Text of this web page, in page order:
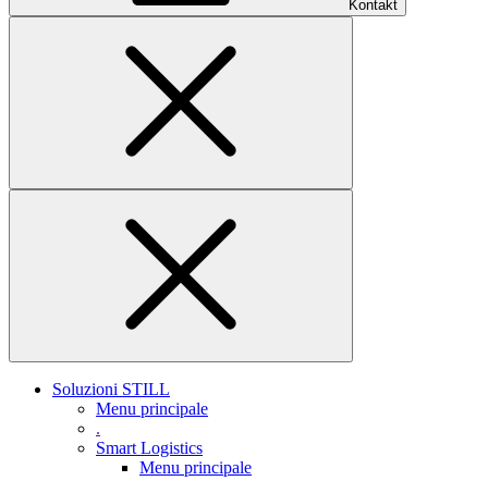
Kontakt
Soluzioni STILL
Menu principale
.
Smart Logistics
Menu principale